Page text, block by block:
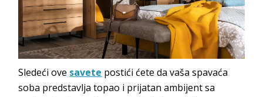
Sledeći ove savete postići ćete da vaša spavaća
soba predstavlja topao i prijatan ambijent sa